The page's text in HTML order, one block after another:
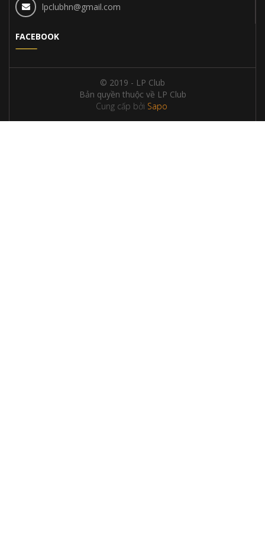
lpclubhn@gmail.com
FACEBOOK
© 2019 - LP Club
Bản quyền thuộc về LP Club
Cung cấp bởi Sapo